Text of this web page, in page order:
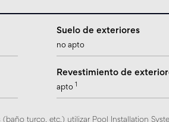
Suelo de exteriores
no apto
Revestimiento de
apto
turco, etc.) utilizar Pool Installation